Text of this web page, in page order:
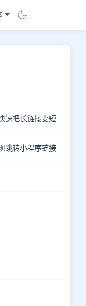
速把长链接变短
跳转小程序链接